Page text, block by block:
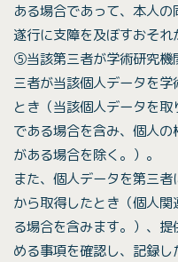
ある場合であって、本人
遂行に支障を及ぼすおそれ
⑤当該第三者が学術研究機
三者が当該個人データを
とき（当該個人データを
である場合を含み、個人
がある場合を除く。）。
また、個人データを第三
から取得したとき（個人
る場合を含みます。）、
める事項を確認し、記録し